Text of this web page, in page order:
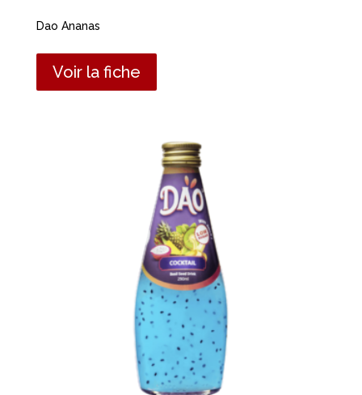
Dao Ananas
Voir la fiche